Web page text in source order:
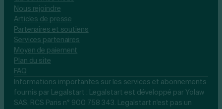
Nous rejoindre
Articles de presse
Partenaires et soutiens
Services partenaires
Moyen de paiement
Plan du site
FAQ
Informations importantes sur les services et abonnements
fournis par Legalstart : Legalstart est développé par Yolaw
SAS, RCS Paris n° 900 758 343. Legalstart n'est pas un